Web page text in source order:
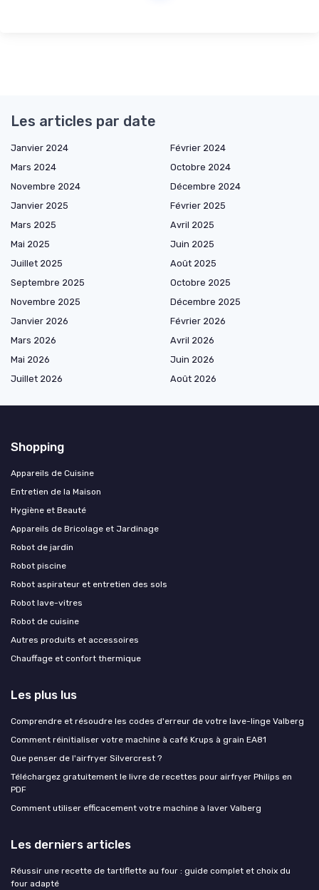
Les articles par date
Janvier 2024
Février 2024
Mars 2024
Octobre 2024
Novembre 2024
Décembre 2024
Janvier 2025
Février 2025
Mars 2025
Avril 2025
Mai 2025
Juin 2025
Juillet 2025
Août 2025
Septembre 2025
Octobre 2025
Novembre 2025
Décembre 2025
Janvier 2026
Février 2026
Mars 2026
Avril 2026
Mai 2026
Juin 2026
Juillet 2026
Août 2026
Shopping
Appareils de Cuisine
Entretien de la Maison
Hygiène et Beauté
Appareils de Bricolage et Jardinage
Robot de jardin
Robot piscine
Robot aspirateur et entretien des sols
Robot lave-vitres
Robot de cuisine
Autres produits et accessoires
Chauffage et confort thermique
Les plus lus
Comprendre et résoudre les codes d'erreur de votre lave-linge Valberg
Comment réinitialiser votre machine à café Krups à grain EA81
Que penser de l'airfryer Silvercrest ?
Téléchargez gratuitement le livre de recettes pour airfryer Philips en
PDF
Comment utiliser efficacement votre machine à laver Valberg
Les derniers articles
Réussir une recette de tartiflette au four : guide complet et choix du
four adapté